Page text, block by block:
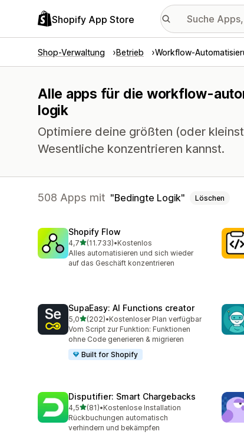
Shopify App Store
Shop-Verwaltung Betrieb Workflow-
Alle apps für die workflow-
logik
Optimiere deine größten (oder
Wesentliche konzentrieren kannst.
508 Apps mit Bedingte Logik Löschen
Shopify Flow
4,7von 5 Sternen
(11.733)
11733 Rezensionen insgesamt
•Kostenlos
Alles automatisieren und sich wieder
auf das Geschäft konzentrieren
SupaEasy: AI Functions creator
5,0von 5 Sternen
(202)
202 Rezensionen insgesamt
•Kostenloser Plan verfügbar
Vom Script zur Funktion: Funktionen
ohne Code generieren & migrieren
Built for Shopify
Disputifier: Smart Chargebacks
4,5von 5 Sternen
(81)
81 Rezensionen insgesamt
•Kostenlose Installation
Rückbuchungen automatisch
verhindern und bekämpfen